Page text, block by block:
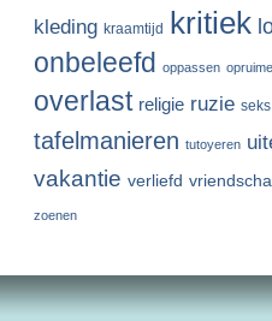
kleding kraamtijd kritiek
onbeleefd oppassen
overlast religie ruzie seks
tafelmanieren tutoyeren
vakantie verliefd
zoenen